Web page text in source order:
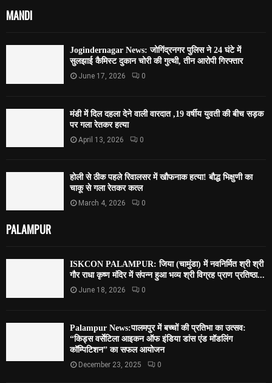
MANDI
Jogindernagar News: जोगिंद्रनगर पुलिस ने 24 घंटे में
सुलझाई कैमिस्ट दुकान चोरी की गुत्थी, तीन आरोपी गिरफ्तार
June 17, 2026 0
मंडी में दिल दहला देने वाली वारदात ,19 वर्षीय युवती की बीच सड़क
पर गला रेतकर हत्या
April 13, 2026 0
होली से ठीक पहले रिवालसर में खौफनाक हत्या! बौद्ध भिक्षुणी का
चाकू से गला रेतकर कत्ल
March 4, 2026 0
PALAMPUR
ISKCON PALAMPUR: जिया (चामुंडा) में नवनिर्मित श्री श्री
गौर राधा कृष्ण मंदिर में संपन्न हुआ भव्य श्री विग्रह प्राण प्रतिष्ठा...
June 18, 2026 0
Palampur News:पालमपुर में बच्चों की प्रतिभा का उत्सव:
“किड्स वर्सेटिला आइकन ऑफ इंडिया डांस एंड मॉडलिंग
कॉम्पिटिशन” का सफल आयोजन
December 23, 2025 0